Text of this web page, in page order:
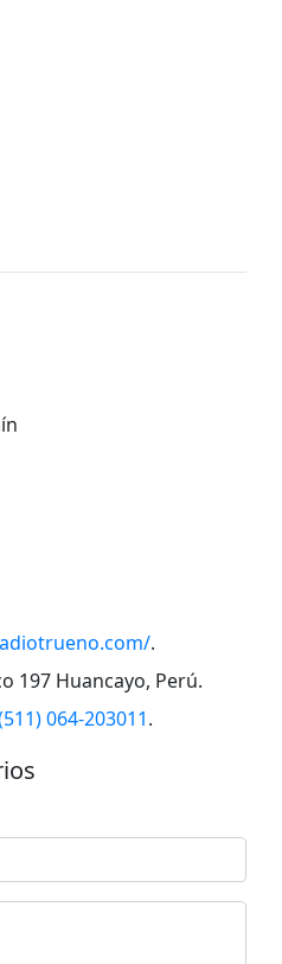
.
197 Huancayo, Perú.
064-203011.